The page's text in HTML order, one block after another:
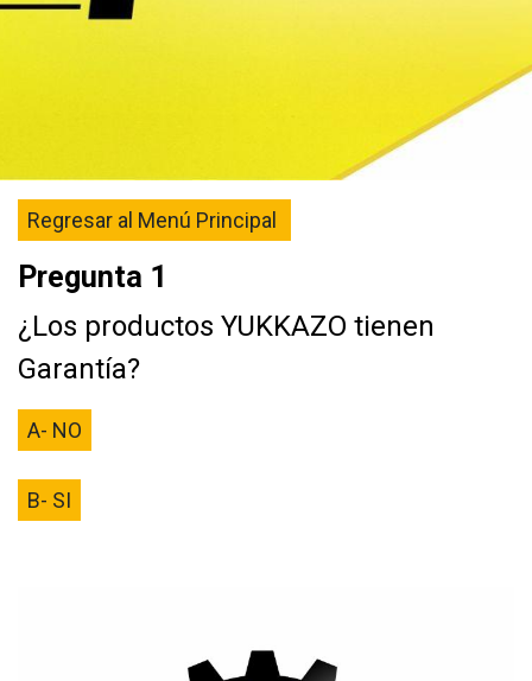
Regresar al Menú Principal
Pregunta 1
¿Los productos YUKKAZO tienen
Garantía?
A- NO
B- SI